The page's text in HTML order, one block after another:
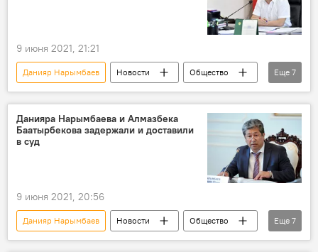
9 июня 2021, 21:21
Данияр Нарымбаев Новости
Общество
Кыргызстан
Происшествия
Алмазбек Баатырбеков
арест
Первомайский районный суд
вице-премьер
Еще 7
Данияра Нарымбаева и Алмазбека
Баатырбекова задержали и доставили
в суд
9 июня 2021, 20:56
Данияр Нарымбаев Новости
Общество
Кыргызстан
Кумтор
Еще 7